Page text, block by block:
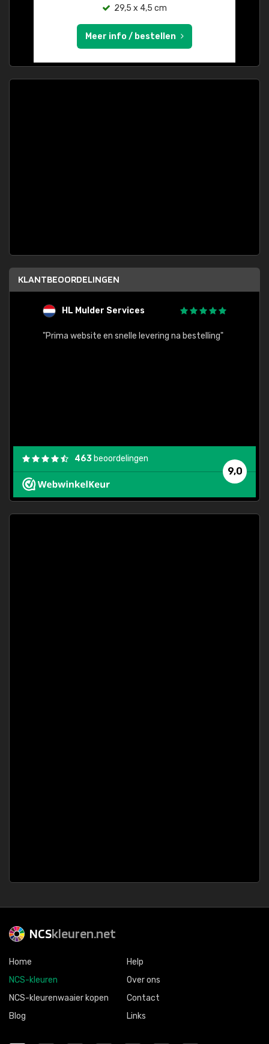
29,5 x 4,5 cm
Meer info / bestellen
KLANTBEOORDELINGEN
HL Mulder Services
"Prima website en snelle levering na bestelling"
9,0
463 beoordelingen
NCSkleuren.net
Home
NCS-kleuren
NCS-kleurenwaaier kopen
Blog
Help
Over ons
Contact
Links